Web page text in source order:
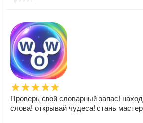
Проверь свой словарный запас!
слова! открывай чудеса! стань